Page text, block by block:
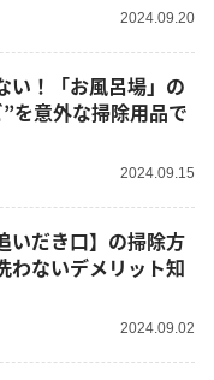
2024.09.20
い！「お風呂場」の
を意外な掃除用品で
2024.09.15
いだき口】の掃除方
ないデメリット知
2024.09.02